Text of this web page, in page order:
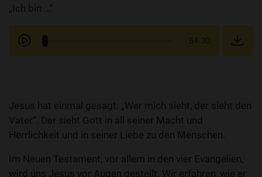
„Ich bin …“
54:30
Jesus hat einmal gesagt: „Wer mich sieht, der sieht den
Vater“. Der sieht Gott in all seiner Macht und
Herrlichkeit und in seiner Liebe zu den Menschen.
Im Neuen Testament, vor allem in den vier Evangelien,
wird uns Jesus vor Augen gestellt. Wir erfahren, wie er